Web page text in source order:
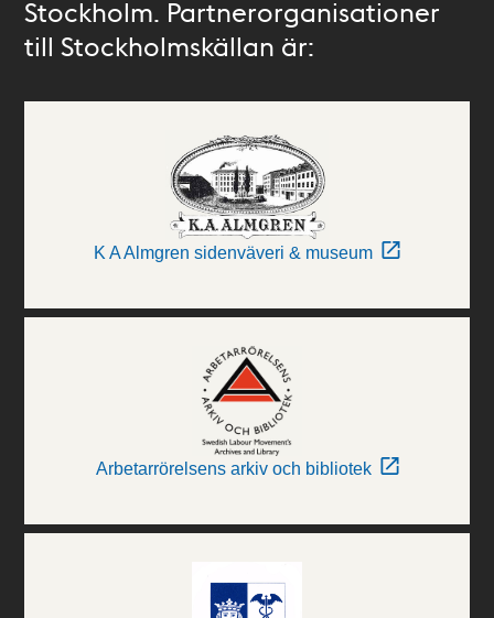
Stockholm. Partnerorganisationer
till Stockholmskällan är:
K A Almgren sidenväveri & museum
Arbetarrörelsens arkiv och bibliotek